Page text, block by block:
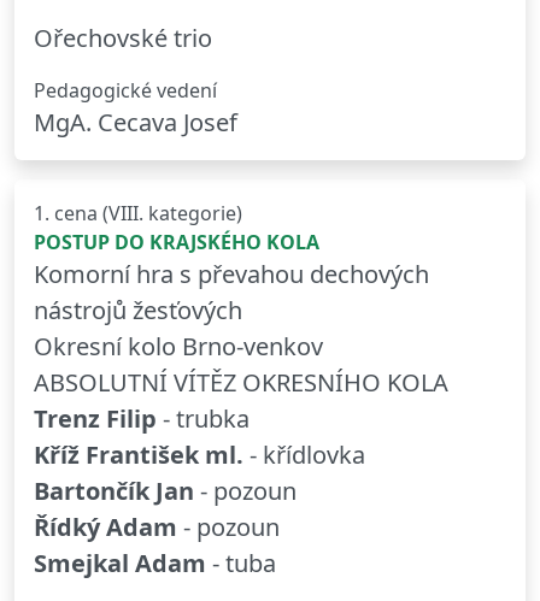
Ořechovské trio
Pedagogické vedení
MgA. Cecava Josef
1. cena (VIII. kategorie)
POSTUP DO KRAJSKÉHO KOLA
Komorní hra s převahou dechových
nástrojů žesťových
Okresní kolo Brno-venkov
ABSOLUTNÍ VÍTĚZ OKRESNÍHO KOLA
Trenz Filip - trubka
Kříž František ml. - křídlovka
Bartončík Jan - pozoun
Řídký Adam - pozoun
Smejkal Adam - tuba